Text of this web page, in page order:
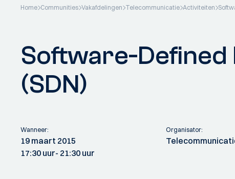
Home Communities Vakafdelingen Telecommunicatie Activiteiten
Software-
(SDN)
Wanneer:
19 maart 2015
17:30 uur- 21:30 uur
Organisator: